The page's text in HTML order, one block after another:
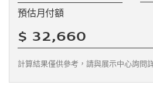
預估月付額
計算結果僅供參考，請與展示中心詢問